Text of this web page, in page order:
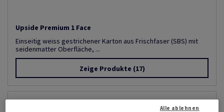
Upside Premium 1 Face
Einseitig weiss gestrichener Karton aus Frischfaser (SBS) mit
seidenmatter Oberfläche, ...
Zeige Produkte (17)
Alle ablehnen